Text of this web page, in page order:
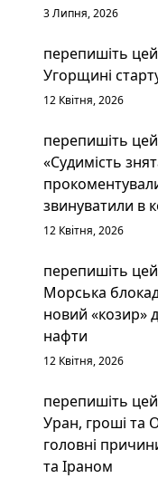
3 Липня, 2026
перепишіть
Угорщині
12 Квітня, 2026
перепишіть
«Судимість
звинуватили в
12 Квітня, 2026
перепишіть
Морська
новий «козир»
нафти
12 Квітня, 2026
перепишіть
Уран, гроші та
головні
та Іраном